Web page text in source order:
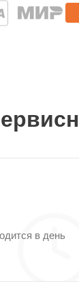
в день